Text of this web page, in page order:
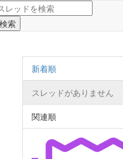
新着順
スレッドがありません
関連順